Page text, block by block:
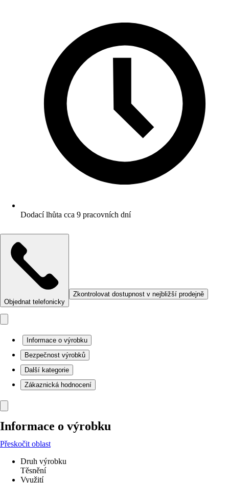
Dodací lhůta cca 9 pracovních dní
Objednat telefonicky
Zkontrolovat dostupnost v nejbližší prodejně
Informace o výrobku
Bezpečnost výrobků
Další kategorie
Zákaznická hodnocení
Informace o výrobku
Přeskočit oblast
Druh výrobku
Těsnění
Využití